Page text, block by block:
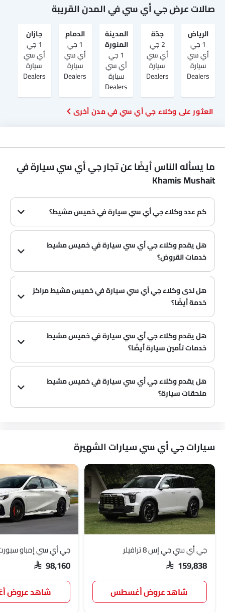
صالات عرض جي أي سي في المدن القريبة
الرياض‎
1 جي
أي سي
سيارة
Dealers
جدّة
2 جي
أي سي
سيارة
Dealers
المدينة
المنورة
1 جي
أي سي
سيارة
Dealers
الدمام
1 جي
أي سي
سيارة
Dealers
جازان
1 جي
أي سي
سيارة
Dealers
العثور على وكلاء جي أي سي في مدن أخرى
ما يسأله الناس أيضًا عن تجار جي أي سي سيارة في
Khamis Mushait
كم عدد وكلاء جي أي سي سيارة في خميس مشيط؟
هل يقدم وكلاء جي أي سي سيارة في خميس مشيط
خدمات القروض؟
هل لدى وكلاء جي أي سي سيارة في خميس مشيط مراكز
خدمة أيضًا؟
هل يقدم وكلاء جي أي سي سيارة في خميس مشيط
خدمات تأمين سيارة أيضًا؟
هل يقدم وكلاء جي أي سي سيارة في خميس مشيط
ملحقات سيارة؟
سيارات جي أي سي سيارات الشهيرة
جي أي سي جي إس 8 ترافيلر
SAR 159,838
شاهد عروض أغسطس
جي أي سي إمباو
SAR 98,160
شاهد عروض